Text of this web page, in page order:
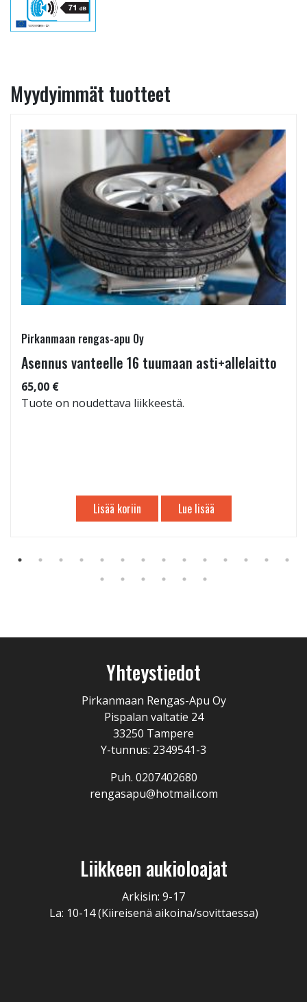
Myydyimmät tuotteet
Pirkanmaan rengas-apu Oy
Asennus vanteelle 16 tuumaan asti+allelaitto
65,00 €
Tuote on noudettava liikkeestä.
Lisää koriin Lue lisää
Yhteystiedot
Pirkanmaan Rengas-Apu Oy
Pispalan valtatie 24
33250 Tampere
Y-tunnus: 2349541-3
Puh. 0207402680
rengasapu@hotmail.com
Liikkeen aukioloajat
Arkisin: 9-17
La: 10-14 (Kiireisenä aikoina/sovittaessa)